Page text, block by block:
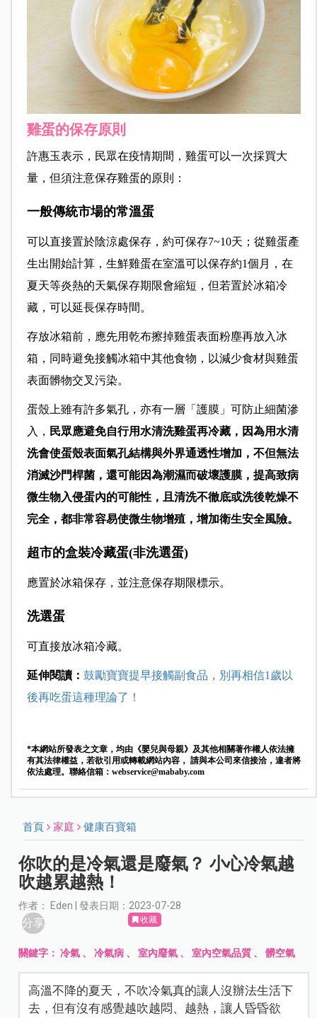
雞蛋的保存原則
許惠玉表示，民眾在疫情期間，雞蛋可以一次採買大
量，但須注意保存雞蛋的原則：
一般傳統市場的常溫蛋
可以直接置於陰涼處保存，約可保存7~10天；從雞蛋產
生出開始計算，生鮮雞蛋在室溫可以保存約1個月，在
夏天等炎熱的天氣保存期限會縮短，但若置於冰箱冷
藏，可以延長保存時間。
存放冰箱前，應先用乾布擦掉雞蛋表面粉塵再放入冰
箱，同時避免接觸冰箱中其他食物，以減少食材與雞蛋
表面髒物交叉污染。
蛋殼上雖有許多氣孔，亦有一層「護膜」可防止細菌滲
入， 民眾應避免自行用水清洗雞蛋再冷藏，因為用水清
洗會使蛋殼表面氣孔結構與外界通透性增加，不但無法
消滅沙門桿菌，還可能因為潮濕而破壞護膜，提高致病
微生物入侵蛋內的可能性，且清洗不徹底或洗後乾燥不
完全，都非常容易使微生物增殖，增加衛生安全風險。
超市的盒裝冷藏蛋(非洗選蛋)
應置於冰箱保存，並注意保存期限標示。
洗選蛋
可直接放冰箱冷藏。
延伸閱讀： 鼓勵寶寶提早接觸副食品，別再相信1歲以
後再吃蛋這種理論了！
*本網站所發表之文章，均由《嬰兒與母親》及其他相關著作權人依法擁
有其法律權益，若欲引用或轉載網站內容， 請與本公司來信接洽，違者將
依法處理。聯絡信箱： webservice@mababy.com
首頁 家庭 健康百寶箱
你吹的是冷氣還是廢氣？ 小心冷氣越
吹越累越熱！
作者： Eden | 發表日期：2023-07-28
分享 收藏
關鍵字：冷氣 、冷氣病 、室內廢氣 、室內空氣品質 、髒空氣
高溫不降的夏天，不吹冷氣真的讓人沒辦法生活下
去，但有沒有感覺越吹越悶、越熱，讓人昏昏欲